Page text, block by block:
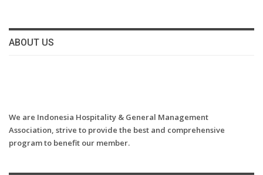
ABOUT US
We are Indonesia Hospitality & General Management
Association, strive to provide the best and comprehensive
program to benefit our member.